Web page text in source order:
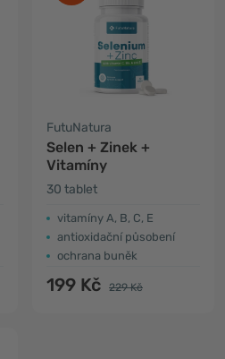
FutuNatura
Selen + Zinek +
Vitamíny
30 tablet
vitamíny A, B, C, E
antioxidační působení
ochrana buněk
199 Kč 229 Kč